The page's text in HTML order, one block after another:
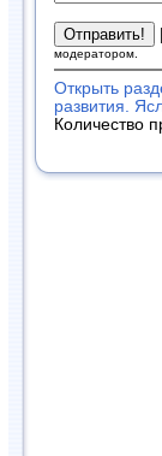
модератором.
Открыть
развития.
Количество